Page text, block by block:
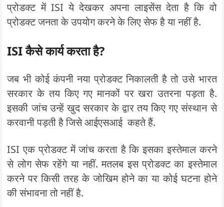
प्रोडक्ट में ISI ये देखकर अपना लाइसेंस देता है कि वो
प्रोडक्ट जनता के उपयोग करने के लिए सेफ है या नहीं है.
ISI कैसे कार्य करता है?
जब भी कोई कंपनी नया प्रोडक्ट निकालती है तो उसे भारत
सरकार के तय किए गए मानकों पर खरा उतरना पड़ता है.
इसकी जांच उन्हें खुद सरकार के द्वार तय किए गए संस्थान से
करवानी पड़ती है जिसे आईएसआई कहते हैं.
ISI एक प्रोडक्ट में जांच करता है कि इसका इस्तेमाल करने
से लोग सेफ रहेंगे या नहीं. मतलब इस प्रोडक्ट का इस्तेमाल
करने पर किसी तरह के जोखिम होने का या कोई घटना होने
की संभावना तो नहीं है.